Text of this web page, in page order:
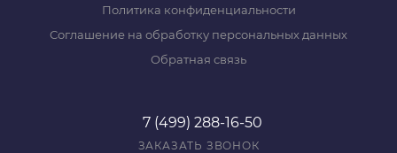
Политика конфиденциальности
Соглашение на обработку персональных данных
Обратная связь
7 (499) 288-16-50
ЗАКАЗАТЬ ЗВОНОК